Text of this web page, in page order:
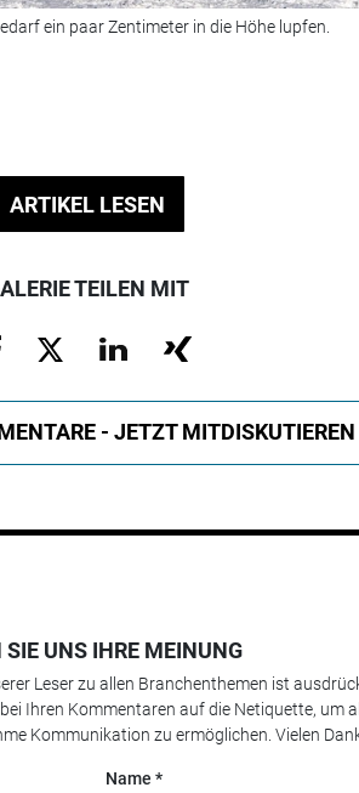
ein paar Zentimeter in die Höhe lupfen.
ARTIKEL LESEN
TEILEN MIT
- JETZT MITDISKUTIEREN
SIE UNS IHRE MEINUNG
Leser zu allen Branchenthemen ist
Ihren Kommentaren auf die Netiquette, um
Kommunikation zu ermöglichen. Vielen
Name